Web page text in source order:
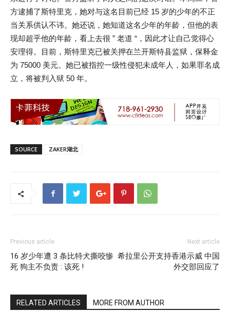
方逮捕了斯特里克，她对与这名目前已经 15 岁的少年的不正
当关系供认不讳。她还说，她知道这名少年的年龄，但他的表
现却超乎他的年龄，看上去很 ” 老道 “，因此才让自己觉得心
安理得。目前，斯特里克已被关押在兰开斯特县监狱，保释金
为 75000 美元。她已被指控一级性侵犯未成年人，如果罪名成
立，将被判入狱 50 年。
SOURCE ZAKER湖北
Previous article
16 岁少年遭 3 条比特犬撕咬惨
死 狗主不负责 : 该死 !
Next article
希拉里公开支持香港示威 中国
外交部回应了
RELATED ARTICLES MORE FROM AUTHOR